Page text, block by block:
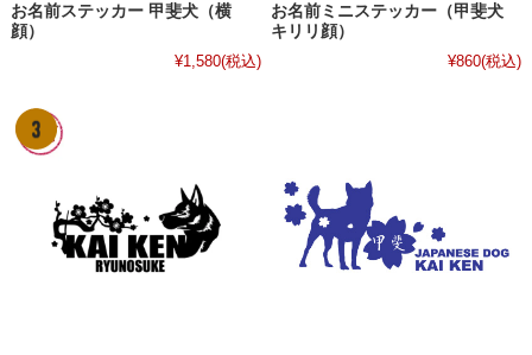
お名前ステッカー 甲斐犬（横
顔）
¥1,580(税込)
お名前ミニステッカー（甲斐犬
キリリ顔）
¥860(税込)